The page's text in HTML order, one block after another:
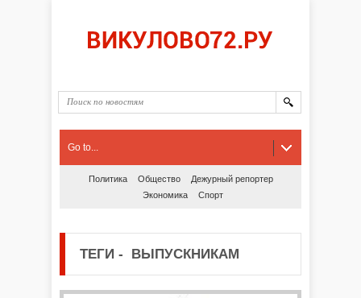
Go to...
Политика Общество
Дежурный репортер
Экономика
Спорт
ТЕГИ - ВЫПУСКНИКАМ